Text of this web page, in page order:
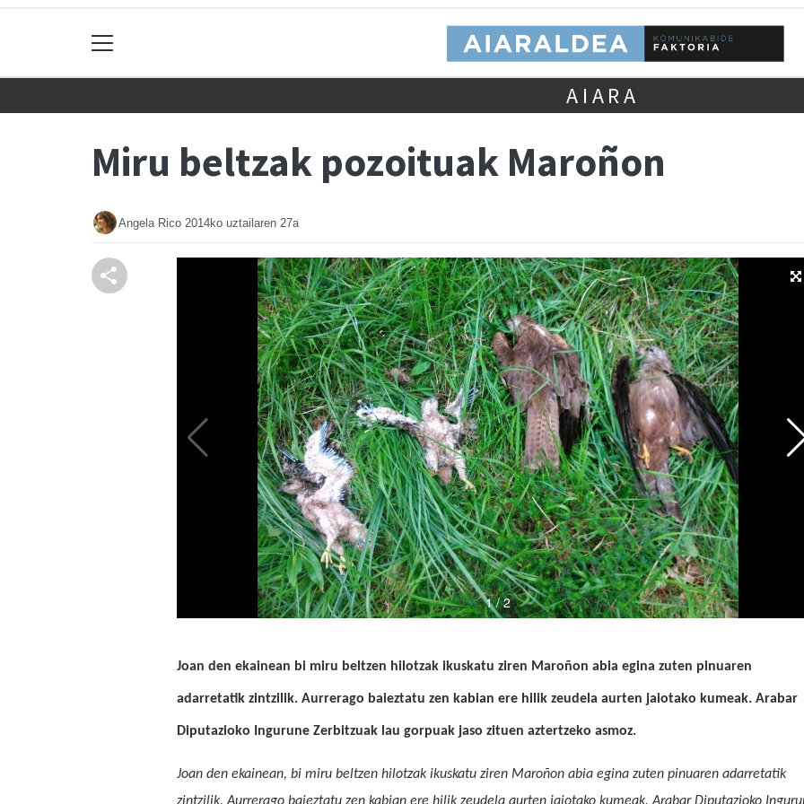
AIARA
Miru beltzak pozoituak Maroñon
Angela Rico 2014ko uztailaren 27a
Joan den ekainean bi miru beltzen hilotzak ikuskatu ziren Maroñon abia egina zuten pinuaren
adarretatik zintzilik. Aurrerago baieztatu zen kabian ere hilik zeudela aurten jaiotako kumeak. Arabar
Diputazioko Ingurune Zerbitzuak lau gorpuak jaso zituen aztertzeko asmoz.
Joan den ekainean, bi miru beltzen hilotzak ikuskatu ziren Maroñon abia egina zuten pinuaren adarretatik